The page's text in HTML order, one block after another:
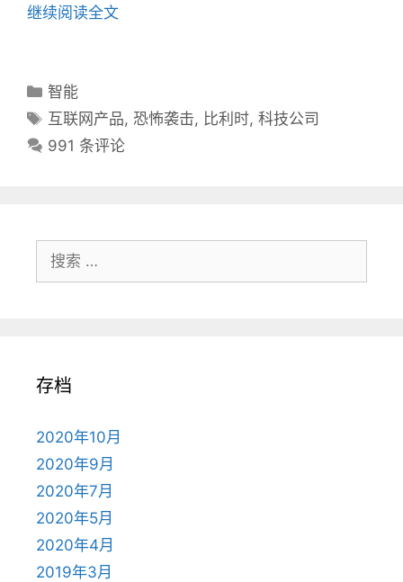
继续阅读全文
分
类
录
智能
标
签
互联网产品, 恐怖袭击, 比利时,科技公司
991 条评论
索：
存档
2020年10月
2020年9月
2020年7月
2020年5月
2020年4月
2019年3月